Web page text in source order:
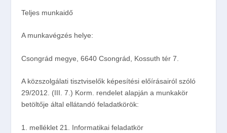
Teljes munkaidő
A munkavégzés helye:
Csongrád megye, 6640 Csongrád, Kossuth tér 7.
A közszolgálati tisztviselők képesítési előírásairól szóló
29/2012. (III. 7.) Korm. rendelet alapján a munkakör
betöltője által ellátandó feladatkörök:
1. melléklet 21. Informatikai feladatkör